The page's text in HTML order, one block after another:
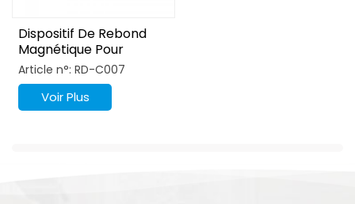
Dispositif De Rebond
Magnétique Pour
Armoire À Ouverture
Par Pression
Article n°: RD-C007
Voir Plus